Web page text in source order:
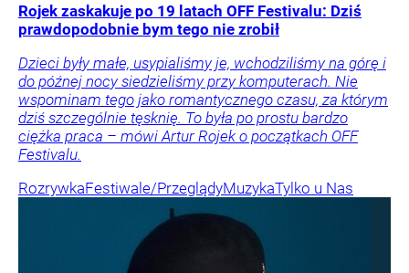
Rojek zaskakuje po 19 latach OFF Festivalu: Dziś
prawdopodobnie bym tego nie zrobił
Dzieci były małe, usypialiśmy je, wchodziliśmy na górę i
do późnej nocy siedzieliśmy przy komputerach. Nie
wspominam tego jako romantycznego czasu, za którym
dziś szczególnie tęsknię. To była po prostu bardzo
ciężka praca – mówi Artur Rojek o początkach OFF
Festivalu.
RozrywkaFestiwale/PrzeglądyMuzykaTylko u Nas